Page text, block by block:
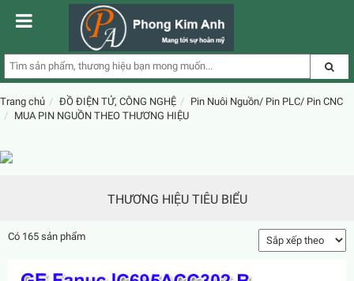
Trang chủ ĐỒ ĐIỆN TỬ, CÔNG NGHỆ
Pin Nuôi Nguồn/ Pin PLC/ Pin CNC
MUA PIN NGUỒN THEO THƯƠNG HIỆU
THƯƠNG HIỆU TIÊU BIỂU
Có 165 sản phẩm